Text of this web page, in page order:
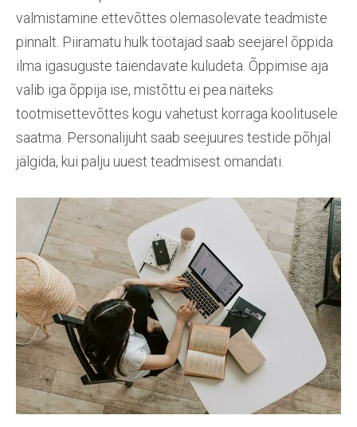
valmistamine ettevõttes olemasolevate teadmiste
pinnalt. Piiramatu hulk töötajad saab seejärel õppida
ilma igasuguste täiendavate kuludeta. Õppimise aja
valib iga õppija ise, mistõttu ei pea näiteks
tootmisettevõttes kogu vahetust korraga koolitusele
saatma. Personalijuht saab seejuures testide põhjal
jälgida, kui palju uuest teadmisest omandati.